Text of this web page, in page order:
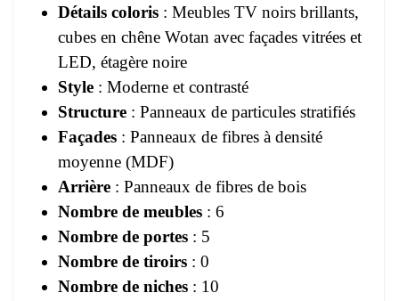
Détails coloris : Meubles TV noirs brillants,
cubes en chêne Wotan avec façades vitrées et
LED, étagère noire
Style : Moderne et contrasté
Structure : Panneaux de particules stratifiés
Façades : Panneaux de fibres à densité
moyenne (MDF)
Arrière : Panneaux de fibres de bois
Nombre de meubles : 6
Nombre de portes : 5
Nombre de tiroirs : 0
Nombre de niches : 10